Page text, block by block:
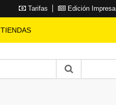
Tarifas Edición Impresa
TIENDAS